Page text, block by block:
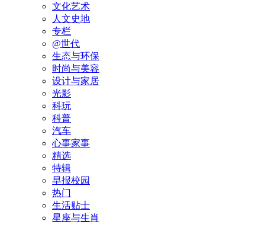
文化艺术
人文史地
专栏
@世代
生态与环保
时尚与美容
设计与家居
光影
科玩
科普
汽车
心事家事
精选
特辑
早报校园
热门
生活贴士
星座与生肖